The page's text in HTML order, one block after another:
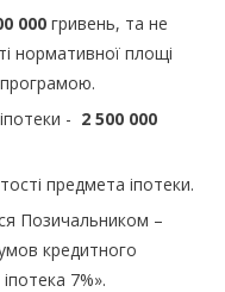
000 гривень, та не
нормативної площі
- 2 500 000
предмета іпотеки.
Позичальником –
кредитного
7%».